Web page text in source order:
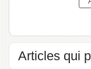
Articles qui